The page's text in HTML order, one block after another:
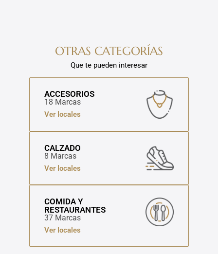
OTRAS CATEGORÍAS
Que te pueden interesar
ACCESORIOS
18 Marcas
Ver locales
CALZADO
8 Marcas
Ver locales
COMIDA Y
RESTAURANTES
37 Marcas
Ver locales